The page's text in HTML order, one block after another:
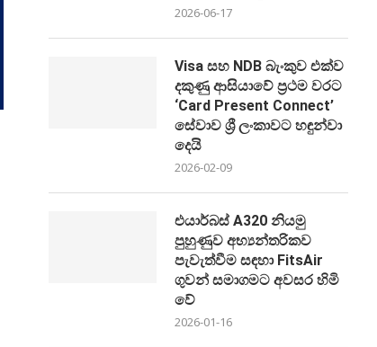
2026-06-17
Visa සහ NDB බැංකුව එක්ව
දකුණු ආසියාවේ ප්‍රථම වරට
‘Card Present Connect’
සේවාව ශ්‍රී ලංකාවට හඳුන්වා
දෙයි
2026-02-09
එයාර්බස් A320 නියමු
පුහුණුව අභ්‍යන්තරිකව
පැවැත්වීම සඳහා FitsAir
ගුවන් සමාගමට අවසර හිමි
වේ
2026-01-16